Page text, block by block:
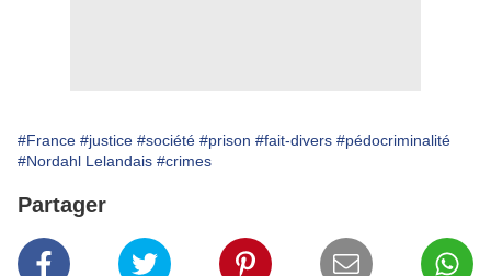
#France #justice #société #prison #fait-divers #pédocriminalité
#Nordahl Lelandais #crimes
Partager